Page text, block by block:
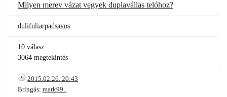
Milyen merev vázat vegyek duplavállas telóhoz?
dulifuliarpadsavos
10 válasz
3064 megtekintés
2015.02.26. 20:43
Bringás: mark99..